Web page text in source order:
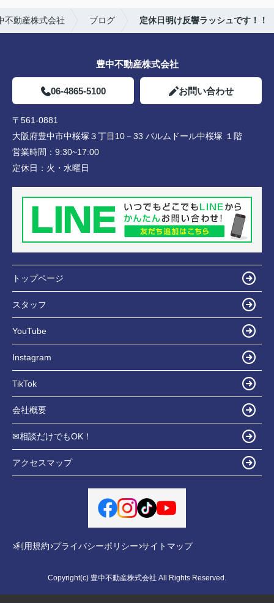
不動産株式会社 ブログ 定休日明け反響ラッシュです！！
豊中不動産株式会社
06-4865-5100 お問い合わせ
〒561-0881
大阪府豊中市中桜塚３丁目10－33 パルムドール中桜塚 １階
営業時間： 9:30~17:00
定休日： 火・水曜日
トップページ
スタッフ
YouTube
Instagram
TikTok
会社概要
✉相談だけでもOK！
アクセスマップ
利用規約 プライバシーポリシー サイトマップ
Copyright(c) 豊中不動産株式会社 All Rights Reserved.